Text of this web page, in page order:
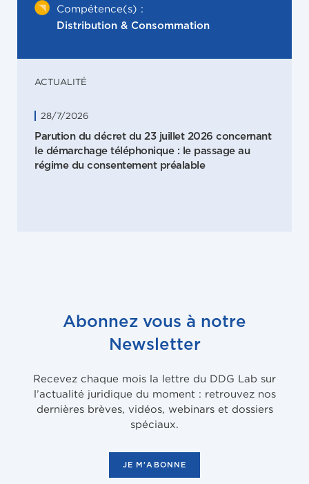
Compétence(s) :
Distribution & Consommation
ACTUALITÉ
28/7/2026
Parution du décret du 23 juillet 2026 concernant
le démarchage téléphonique : le passage au
régime du consentement préalable
Abonnez vous à notre
Newsletter
Recevez chaque mois la lettre du DDG Lab sur
l’actualité juridique du moment : retrouvez nos
dernières brèves, vidéos, webinars et dossiers
spéciaux.
JE M'ABONNE